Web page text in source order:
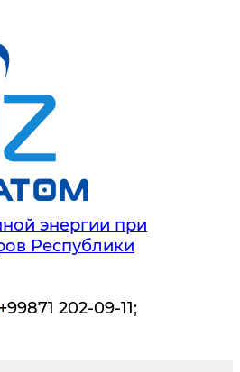
энергии при
Республики
+99871 202-09-11;